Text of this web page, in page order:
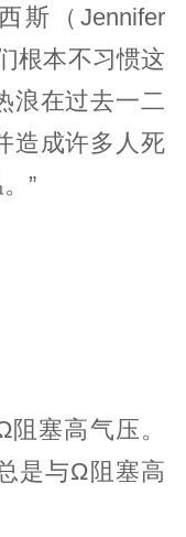
斯（Jennifer
根本不习惯这
浪在过去一二
造成许多人死
”
塞高气压。
是与Ω阻塞高